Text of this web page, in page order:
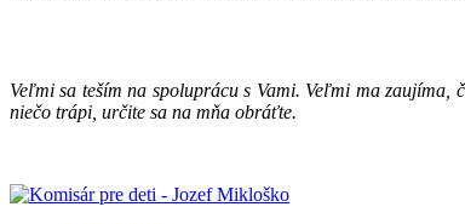
Veľmi sa teším na spoluprácu s Vami. Veľmi ma zaujíma,
niečo trápi, určite sa na mňa obráťte.